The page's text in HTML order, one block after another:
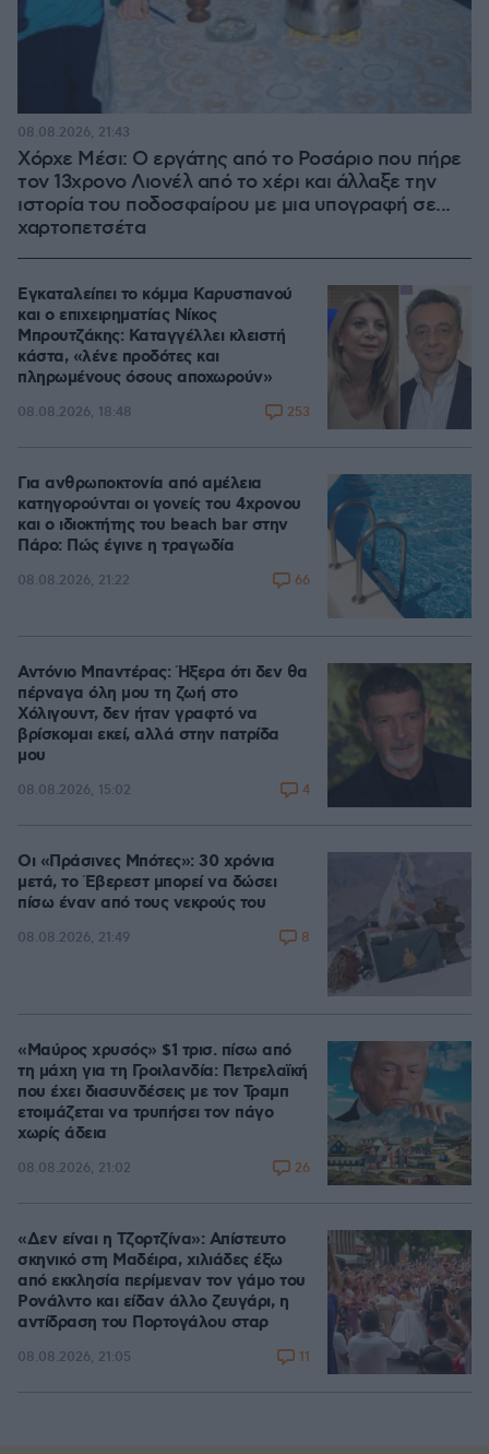
Χόρχε Μέσι: Ο εργάτης από το Ροσάριο που πήρε
τον 13χρονο Λιονέλ από το χέρι και άλλαξε την
ιστορία του ποδοσφαίρου με μια υπογραφή σε...
χαρτοπετσέτα
08.08.2026, 21:43
Εγκαταλείπει το κόμμα Καρυστιανού
και ο επιχειρηματίας Νίκος
Μπρουτζάκης: Καταγγέλλει κλειστή
κάστα, «λένε προδότες και
πληρωμένους όσους αποχωρούν»
08.08.2026, 18:48 253
Για ανθρωποκτονία από αμέλεια
κατηγορούνται οι γονείς του 4χρονου
και ο ιδιοκτήτης του beach bar στην
Πάρο: Πώς έγινε η τραγωδία
08.08.2026, 21:22 66
Αντόνιο Μπαντέρας: Ήξερα ότι δεν θα
πέρναγα όλη μου τη ζωή στο
Χόλιγουντ, δεν ήταν γραφτό να
βρίσκομαι εκεί, αλλά στην πατρίδα
μου
08.08.2026, 15:02 4
Οι «Πράσινες Μπότες»: 30 χρόνια
μετά, το Έβερεστ μπορεί να δώσει
πίσω έναν από τους νεκρούς του
08.08.2026, 21:49 8
«Μαύρος χρυσός» $1 τρισ. πίσω από
τη μάχη για τη Γροιλανδία: Πετρελαϊκή
που έχει διασυνδέσεις με τον Τραμπ
ετοιμάζεται να τρυπήσει τον πάγο
χωρίς άδεια
08.08.2026, 21:02 26
«Δεν είναι η Τζορτζίνα»: Απίστευτο
σκηνικό στη Μαδέιρα, χιλιάδες έξω
από εκκλησία περίμεναν τον γάμο του
Ρονάλντο και είδαν άλλο ζευγάρι, η
αντίδραση του Πορτογάλου σταρ
08.08.2026, 21:05 11